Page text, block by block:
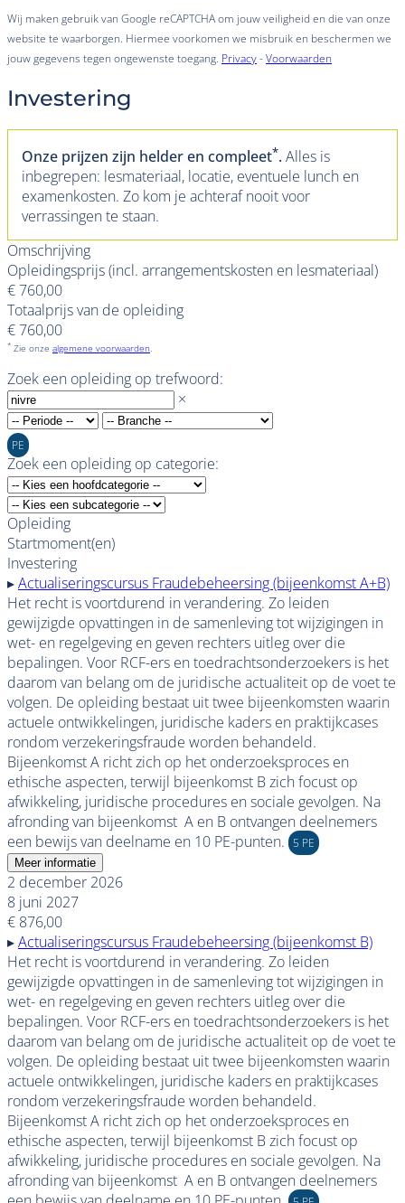
Wij maken gebruik van Google reCAPTCHA om jouw veiligheid en die van onze
website te waarborgen. Hiermee voorkomen we misbruik en beschermen we
jouw gegevens tegen ongewenste toegang. Privacy-Voorwaarden
Investering
Onze prijzen zijn helder en compleet*.Alles is
inbegrepen: lesmateriaal, locatie, eventuele lunch en
examenkosten. Zo kom je achteraf nooit voor
verrassingen te staan.
Omschrijving
Opleidingsprijs (incl. arrangementskosten en lesmateriaal)
€ 760,00
Totaalprijs van de opleiding
€ 760,00
* Zie onze algemene voorwaarden.
Zoek een opleiding op trefwoord:
×
PE
Zoek een opleiding op categorie:
Opleiding
Startmoment(en)
Investering
▸Actualiseringscursus Fraudebeheersing (bijeenkomst A+B)
Het recht is voortdurend in verandering. Zo leiden
gewijzigde opvattingen in de samenleving tot wijzigingen in
wet- en regelgeving en geven rechters uitleg over die
bepalingen. Voor RCF-ers en toedrachtsonderzoekers is het
daarom van belang om de juridische actualiteit op de voet te
volgen. De opleiding bestaat uit twee bijeenkomsten waarin
actuele ontwikkelingen, juridische kaders en praktijkcases
rondom verzekeringsfraude worden behandeld.
Bijeenkomst A richt zich op het onderzoeksproces en
ethische aspecten, terwijl bijeenkomst B zich focust op
afwikkeling, juridische procedures en sociale gevolgen. Na
afronding van bijeenkomst A en B ontvangen deelnemers
een bewijs van deelname en 10 PE-punten.
5 PE
Meer informatie
2 december 2026
8 juni 2027
€ 876,00
▸Actualiseringscursus Fraudebeheersing (bijeenkomst B)
Het recht is voortdurend in verandering. Zo leiden
gewijzigde opvattingen in de samenleving tot wijzigingen in
wet- en regelgeving en geven rechters uitleg over die
bepalingen. Voor RCF-ers en toedrachtsonderzoekers is het
daarom van belang om de juridische actualiteit op de voet te
volgen. De opleiding bestaat uit twee bijeenkomsten waarin
actuele ontwikkelingen, juridische kaders en praktijkcases
rondom verzekeringsfraude worden behandeld.
Bijeenkomst A richt zich op het onderzoeksproces en
ethische aspecten, terwijl bijeenkomst B zich focust op
afwikkeling, juridische procedures en sociale gevolgen. Na
afronding van bijeenkomst A en B ontvangen deelnemers